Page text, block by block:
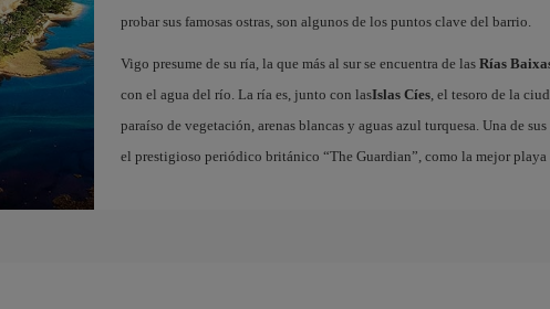
probar sus famosas ostras, son algunos de los puntos clave del barrio.
Vigo presume de su ría, la que más al sur se encuentra de las Rías
con el agua del río. La ría es, junto con lasIslas Cíes, el tesoro de la
paraíso de vegetación, arenas blancas y aguas azul turquesa. Una de
el prestigioso periódico británico “The Guardian”, como la mejor playa